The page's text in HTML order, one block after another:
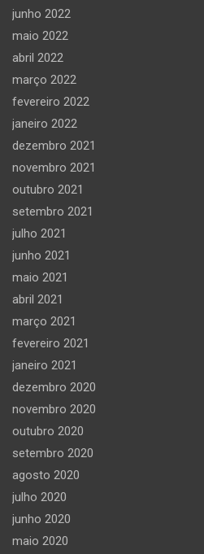
junho 2022
maio 2022
abril 2022
março 2022
fevereiro 2022
janeiro 2022
dezembro 2021
novembro 2021
outubro 2021
setembro 2021
julho 2021
junho 2021
maio 2021
abril 2021
março 2021
fevereiro 2021
janeiro 2021
dezembro 2020
novembro 2020
outubro 2020
setembro 2020
agosto 2020
julho 2020
junho 2020
maio 2020